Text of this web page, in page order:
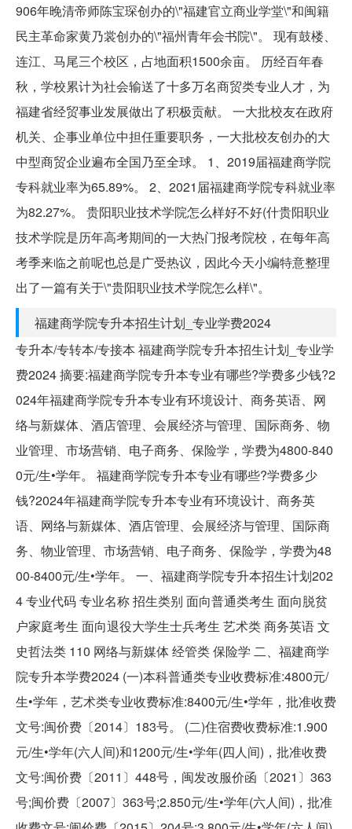
906年晚清帝师陈宝琛创办的\"福建官立商业学堂\"和闽籍
民主革命家黄乃裳创办的\"福州青年会书院\"。 现有鼓楼、
连江、马尾三个校区，占地面积1500余亩。 历经百年春
秋，学校累计为社会输送了十多万名商贸类专业人才，为
福建省经贸事业发展做出了积极贡献。 一大批校友在政府
机关、企事业单位中担任重要职务，一大批校友创办的大
中型商贸企业遍布全国乃至全球。 1、2019届福建商学院
专科就业率为65.89%。 2、2021届福建商学院专科就业率
为82.27%。 贵阳职业技术学院怎么样好不好(什贵阳职业
技术学院是历年高考期间的一大热门报考院校，在每年高
考季来临之前呢也总是广受热议，因此今天小编特意整理
出了一篇有关于\"贵阳职业技术学院怎么样\"。
福建商学院专升本招生计划_专业学费2024
专升本/专转本/专接本 福建商学院专升本招生计划_专业学
费2024 摘要:福建商学院专升本专业有哪些?学费多少钱?2
024年福建商学院专升本专业有环境设计、商务英语、网
络与新媒体、酒店管理、会展经济与管理、国际商务、物
业管理、市场营销、电子商务、保险学，学费为4800-840
0元/生•学年。 福建商学院专升本专业有哪些?学费多少
钱?2024年福建商学院专升本专业有环境设计、商务英
语、网络与新媒体、酒店管理、会展经济与管理、国际商
务、物业管理、市场营销、电子商务、保险学，学费为48
00-8400元/生•学年。 一、福建商学院专升本招生计划202
4 专业代码 专业名称 招生类别 面向普通类考生 面向脱贫
户家庭考生 面向退役大学生士兵考生 艺术类 商务英语 文
史哲法类 110 网络与新媒体 经管类 保险学 二、福建商学
院专升本学费2024 (一)本科普通类专业收费标准:4800元/
生•学年，艺术类专业收费标准:8400元/生•学年，批准收费
文号:闽价费〔2014〕183号。 (二)住宿费收费标准:1.900
元/生•学年(六人间)和1200元/生•学年(四人间)，批准收费
文号:闽价费〔2011〕448号，闽发改服价函〔2021〕363
号;闽价费〔2007〕363号;2.850元/生•学年(六人间)，批准